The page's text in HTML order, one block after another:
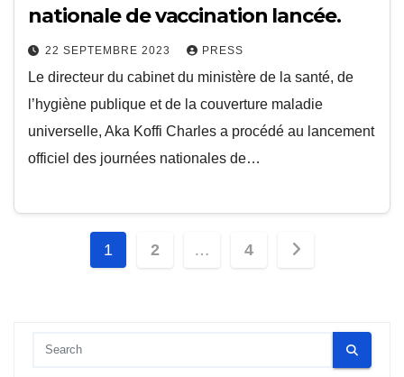
nationale de vaccination lancée.
22 SEPTEMBRE 2023 PRESS
Le directeur du cabinet du ministère de la santé, de
l’hygiène publique et de la couverture maladie
universelle, Aka Koffi Charles a procédé au lancement
officiel des journées nationales de…
Pagination
1 2 … 4